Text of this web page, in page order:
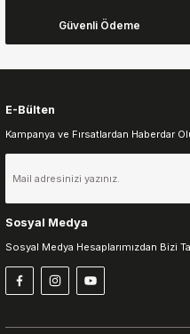
Güvenli Ödeme
E-Bülten
Kampanya ve Fırsatlardan Haberdar
Sosyal Medya
Sosyal Medya Hesaplarımızdan Bizi